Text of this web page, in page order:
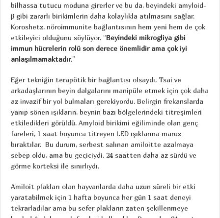
bilhassa tutucu moduna girerler ve bu da, beyindeki amyloid-
β gibi zararlı birikimlerin daha kolaylıkla atılmasını sağlar.
Koroshetz, nöroimmunite bağlantısının hem yeni hem de çok
etkileyici olduğunu söylüyor. “Beyindeki mikrogliya gibi
immun hücrelerin rolü son derece önemlidir ama çok iyi
anlaşılmamaktadır.”
Eğer tekniğin terapötik bir bağlantısı olsaydı, Tsai ve
arkadaşlarının beyin dalgalarını manipüle etmek için çok daha
az invazif bir yol bulmaları gerekiyordu. Belirgin frekanslarda
yanıp sönen ışıkların, beynin bazı bölgelerindeki titreşimleri
etkiledikleri görüldü. Amyloid birikimi eğiliminde olan genç
fareleri, 1 saat boyunca titreyen LED ışıklarına maruz
bıraktılar. Bu durum, serbest salınan amiloitte azalmaya
sebep oldu, ama bu geçiciydi. 24 saatten daha az sürdü ve
görme korteksi ile sınırlıydı.
Amiloit plakları olan hayvanlarda daha uzun süreli bir etki
yaratabilmek için 1 hafta boyunca her gün 1 saat deneyi
tekrarladılar ama bu sefer plakların zaten şekillenmeye